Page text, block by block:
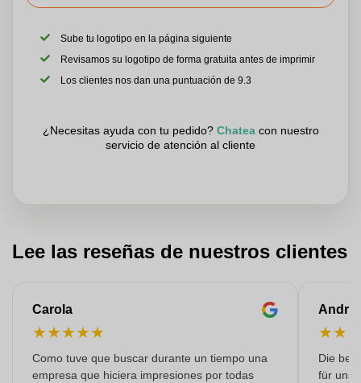
Sube tu logotipo en la página siguiente
Revisamos su logotipo de forma gratuita antes de imprimir
Los clientes nos dan una puntuación de 9.3
¿Necesitas ayuda con tu pedido? Chateacon nuestro
servicio de atención al cliente
Lee las reseñas de nuestros clientes
Carola
★★★★★
Como tuve que buscar durante un tiempo una
empresa que hiciera impresiones por todas
★★
Die
für